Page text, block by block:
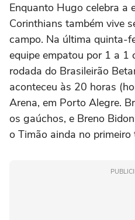
Enquanto Hugo celebra a
Corinthians também vive
campo. Na última quinta-
equipe empatou por 1 a 1
rodada do Brasileirão
aconteceu às 20 horas
Arena, em Porto Alegre.
os gaúchos, e Breno
o Timão ainda no primeiro